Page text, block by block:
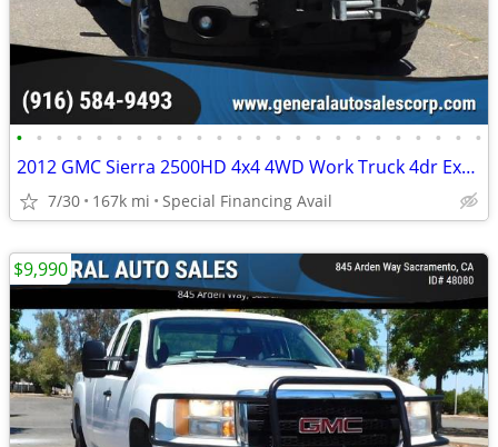
• • • • • • • • • • • • • • • • • • • • • • • •
2012 GMC Sierra 2500HD 4x4 4WD Work Truck 4dr Extended Cab SB
7/30 167k mi Special Financing Avail
$9,990